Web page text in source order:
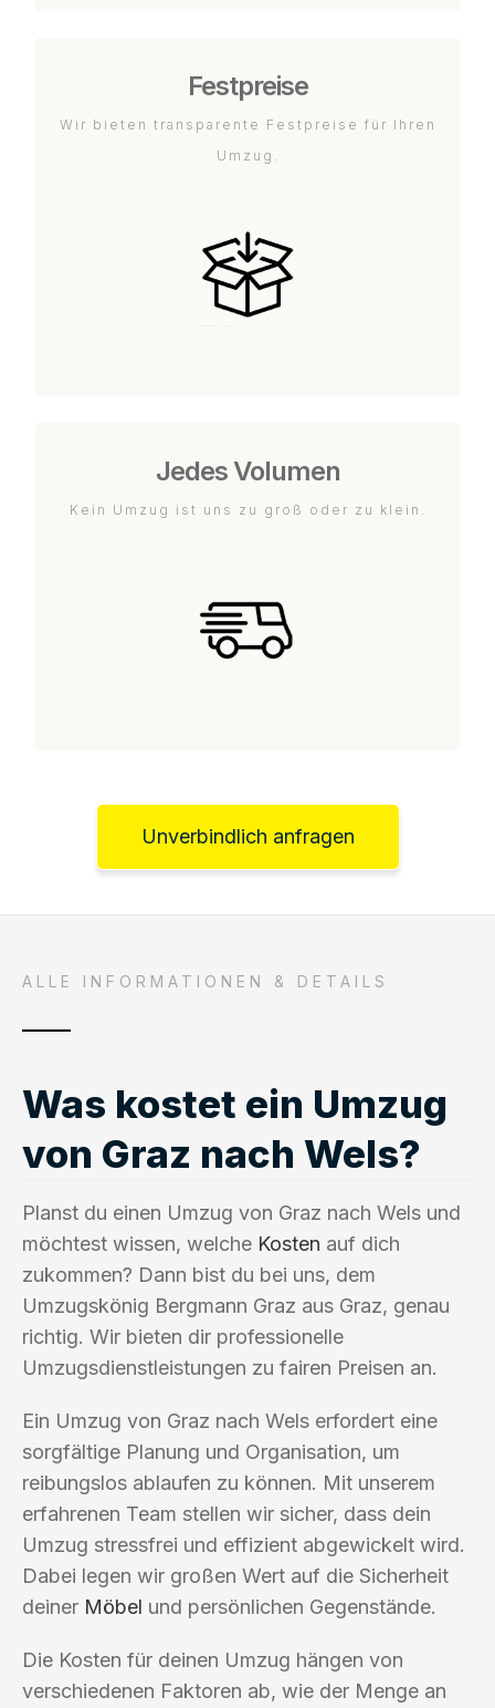
Festpreise
Wir bieten transparente Festpreise für Ihren
Umzug.
Jedes Volumen
Kein Umzug ist uns zu groß oder zu klein.
Unverbindlich anfragen
ALLE INFORMATIONEN & DETAILS
Was kostet ein Umzug
von Graz nach Wels?
Planst du einen Umzug von Graz nach Wels und
möchtest wissen, welche Kosten auf dich
zukommen? Dann bist du bei uns, dem
Umzugskönig Bergmann Graz aus Graz, genau
richtig. Wir bieten dir professionelle
Umzugsdienstleistungen zu fairen Preisen an.
Ein Umzug von Graz nach Wels erfordert eine
sorgfältige Planung und Organisation, um
reibungslos ablaufen zu können. Mit unserem
erfahrenen Team stellen wir sicher, dass dein
Umzug stressfrei und effizient abgewickelt wird.
Dabei legen wir großen Wert auf die Sicherheit
deiner Möbel und persönlichen Gegenstände.
Die Kosten für deinen Umzug hängen von
verschiedenen Faktoren ab, wie der Menge an